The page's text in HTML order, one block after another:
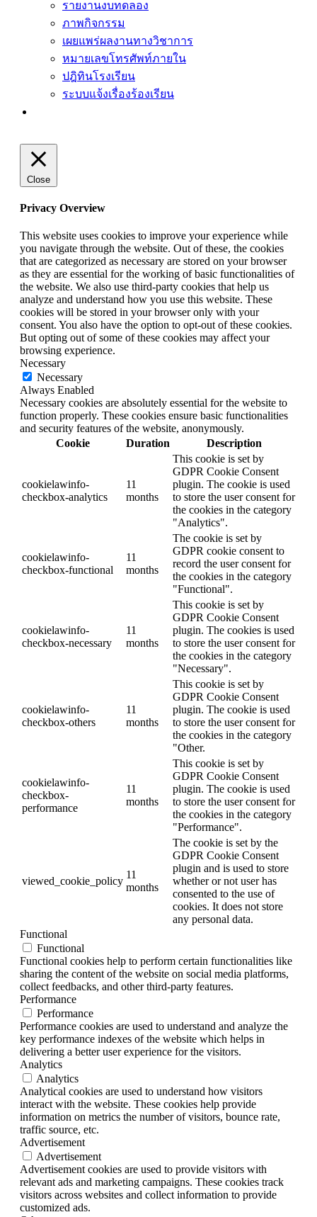
รายงานงบทดลอง
ภาพกิจกรรม
เผยแพร่ผลงานทางวิชาการ
หมายเลขโทรศัพท์ภายใน
ปฎิทินโรงเรียน
ระบบแจ้งเรื่องร้องเรียน
Close
Privacy Overview
This website uses cookies to improve your experience while
you navigate through the website. Out of these, the cookies
that are categorized as necessary are stored on your browser
as they are essential for the working of basic functionalities of
the website. We also use third-party cookies that help us
analyze and understand how you use this website. These
cookies will be stored in your browser only with your
consent. You also have the option to opt-out of these cookies.
But opting out of some of these cookies may affect your
browsing experience.
Necessary
Necessary
Always Enabled
Necessary cookies are absolutely essential for the website to
function properly. These cookies ensure basic functionalities
and security features of the website, anonymously.
Cookie
Duration Description
cookielawinfo-
checkbox-analytics
11
months
This cookie is set by
GDPR Cookie Consent
plugin. The cookie is used
to store the user consent for
the cookies in the category
"Analytics".
cookielawinfo-
checkbox-functional
11
months
The cookie is set by
GDPR cookie consent to
record the user consent for
the cookies in the category
"Functional".
cookielawinfo-
checkbox-necessary
11
months
This cookie is set by
GDPR Cookie Consent
plugin. The cookies is used
to store the user consent for
the cookies in the category
"Necessary".
cookielawinfo-
checkbox-others
11
months
This cookie is set by
GDPR Cookie Consent
plugin. The cookie is used
to store the user consent for
the cookies in the category
"Other.
cookielawinfo-
checkbox-
performance
11
months
This cookie is set by
GDPR Cookie Consent
plugin. The cookie is used
to store the user consent for
the cookies in the category
"Performance".
viewed_cookie_policy
11
months
The cookie is set by the
GDPR Cookie Consent
plugin and is used to store
whether or not user has
consented to the use of
cookies. It does not store
any personal data.
Functional
Functional
Functional cookies help to perform certain functionalities like
sharing the content of the website on social media platforms,
collect feedbacks, and other third-party features.
Performance
Performance
Performance cookies are used to understand and analyze the
key performance indexes of the website which helps in
delivering a better user experience for the visitors.
Analytics
Analytics
Analytical cookies are used to understand how visitors
interact with the website. These cookies help provide
information on metrics the number of visitors, bounce rate,
traffic source, etc.
Advertisement
Advertisement
Advertisement cookies are used to provide visitors with
relevant ads and marketing campaigns. These cookies track
visitors across websites and collect information to provide
customized ads.